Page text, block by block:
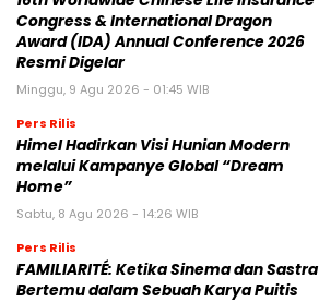
Congress & International Dragon
Award (IDA) Annual Conference 2026
Resmi Digelar
Minggu, 9 Agu 2026 - 01:45 WIB
Pers Rilis
Himel Hadirkan Visi Hunian Modern
melalui Kampanye Global “Dream
Home”
Sabtu, 8 Agu 2026 - 14:26 WIB
Pers Rilis
FAMILIARITÉ: Ketika Sinema dan Sastra
Bertemu dalam Sebuah Karya Puitis